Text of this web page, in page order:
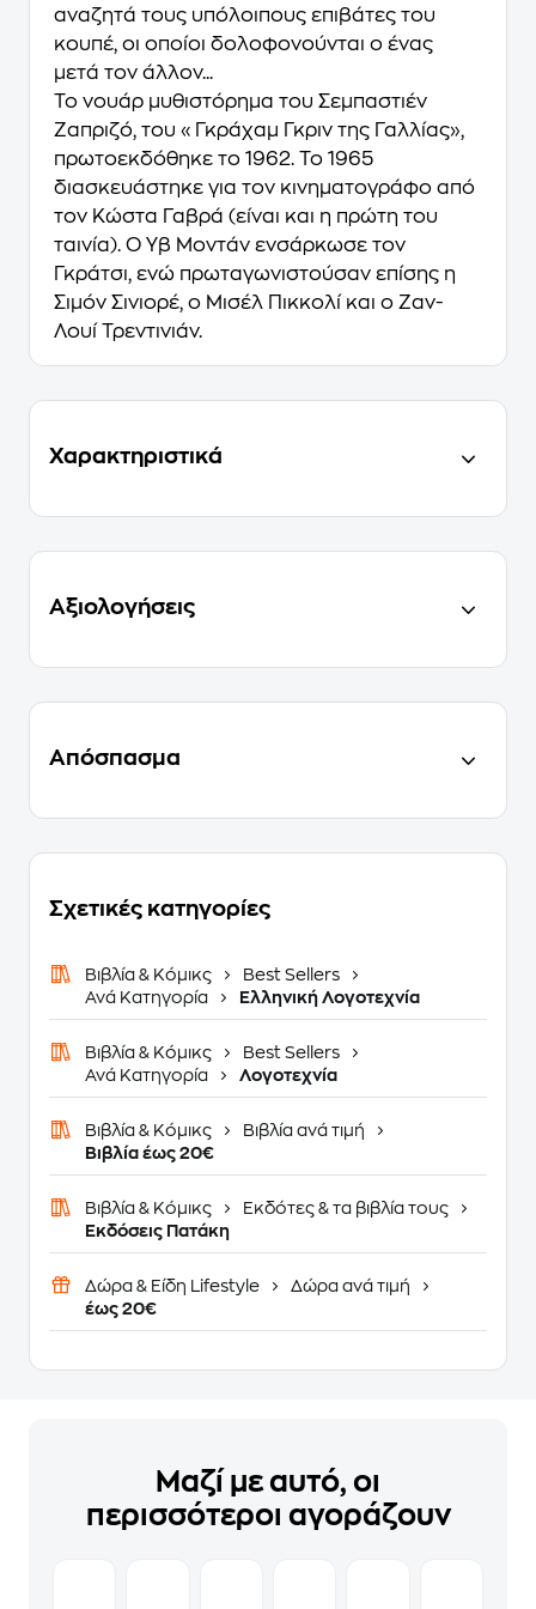
αναζητά τους υπόλοιπους επιβάτες του
κουπέ, οι οποίοι δολοφονούνται ο ένας
μετά τον άλλον...
Το νουάρ μυθιστόρημα του Σεμπαστιέν
Ζαπριζό, του «Γκράχαμ Γκριν της Γαλλίας»,
πρωτοεκδόθηκε το 1962. Το 1965
διασκευάστηκε για τον κινηματογράφο από
τον Κώστα Γαβρά (είναι και η πρώτη του
ταινία). Ο Υβ Μοντάν ενσάρκωσε τον
Γκράτσι, ενώ πρωταγωνιστούσαν επίσης η
Σιμόν Σινιορέ, ο Μισέλ Πικκολί και ο Ζαν-
Λουί Τρεντινιάν.
Χαρακτηριστικά
Αξιολογήσεις
Απόσπασμα
Σχετικές κατηγορίες
Βιβλία & Κόμικς
Best Sellers
Ανά Κατηγορία
Ελληνική Λογοτεχνία
Βιβλία & Κόμικς
Best Sellers
Ανά Κατηγορία
Λογοτεχνία
Βιβλία & Κόμικς
Βιβλία ανά τιμή
Βιβλία έως 20€
Βιβλία & Κόμικς
Εκδότες & τα βιβλία τους
Εκδόσεις Πατάκη
Δώρα & Είδη Lifestyle
Δώρα ανά τιμή
έως 20€
Μαζί με αυτό, οι
περισσότεροι αγοράζουν